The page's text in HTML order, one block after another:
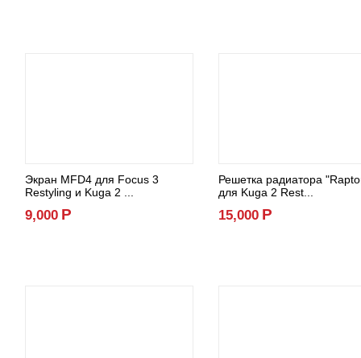
Экран MFD4 для Focus 3
Restyling и Kuga 2 ...
9,000 Р
Решетка радиатора
для Kuga 2 Rest...
15,000 Р